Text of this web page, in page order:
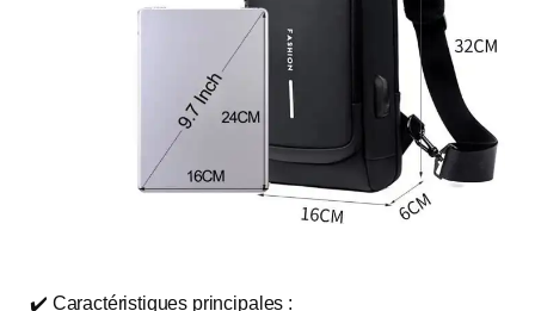
✔️ Caractéristiques principales :